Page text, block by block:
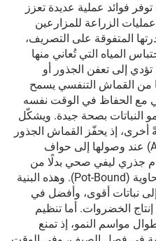
فوائد عملية عديدة تعزز
الزراعة للمزارعين
المتفوقة على التصريف،
المياه التي تُعاني منها
تؤدي إلى تعفن الجذور أو
من القماش التنفسي يسمح
مع الحفاظ في الوقت نفسه
النباتات بصحة جيدة. ويشكّل
إذ يحفّز القماش الجذور
على التهذيب الهوائي (Air Pruning) عند وصولها إلى حواف
جذري ليفي صحي بدلًا من
السماح للجذور بالالتفاف داخل الحاوية (Pot-Bound). وهذه البنية
نباتات أقوى، وأفضل في
الخضروات. أما تنظيم
مواسم النمو، إذ تمنع